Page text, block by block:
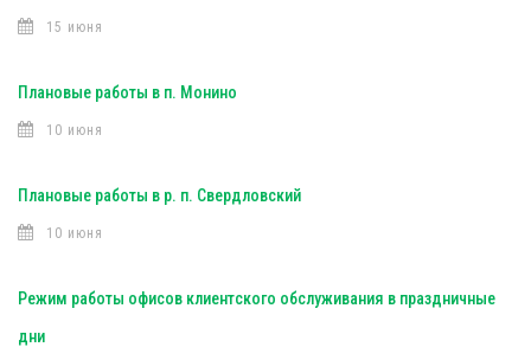
15 июня
Плановые работы в п. Монино
10 июня
Плановые работы в р. п. Свердловский
10 июня
Режим работы офисов клиентского обслуживания в праздничные
дни